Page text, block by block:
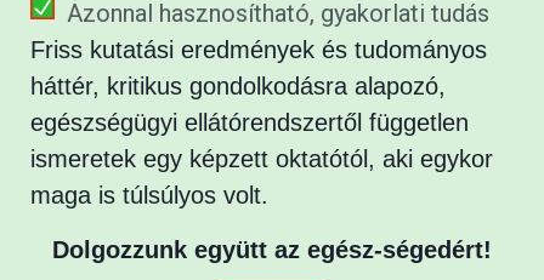
Azonnal hasznosítható, gyakorlati tudás
Friss kutatási eredmények és tudományos
háttér, kritikus gondolkodásra alapozó,
egészségügyi ellátórendszertől független
ismeretek egy képzett oktatótól, aki egykor
maga is túlsúlyos volt.
Dolgozzunk együtt az egész-ségedért!